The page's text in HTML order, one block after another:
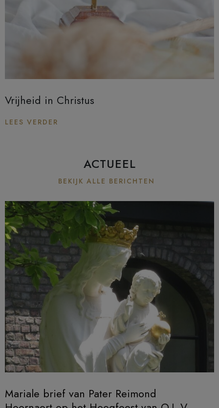
Vrijheid in Christus
LEES VERDER
ACTUEEL
BEKIJK ALLE BERICHTEN
Mariale brief van Pater Reimond